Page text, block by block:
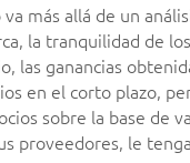
más allá de un
la tranquilidad de
las ganancias
en el corto plazo,
sobre la base de
proveedores, le